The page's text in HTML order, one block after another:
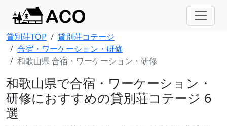
貸別荘TOP
貸別荘コテージ
合宿・ワーケーション・研修
和歌山県 合宿・ワーケーション・研修
和歌山県で合宿・ワーケーション・
研修におすすめの貸別荘コテージ 6
選